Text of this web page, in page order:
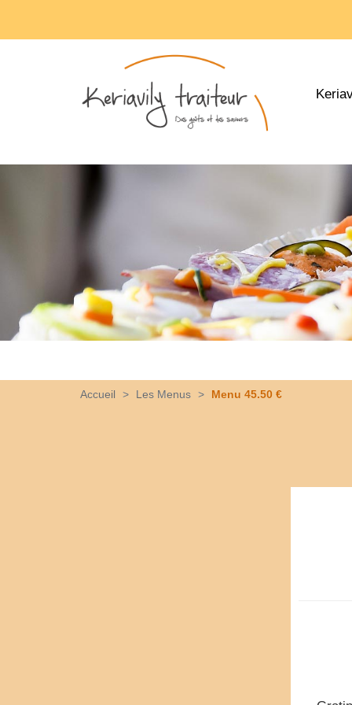
Accueil > Les Menus > Menu 45.50 €